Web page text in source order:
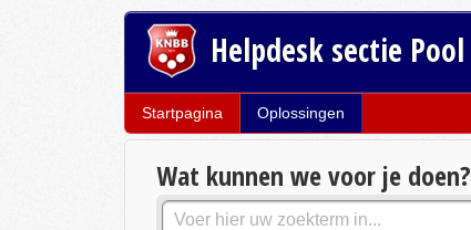
Helpdesk sectie Pool
Startpagina Oplossingen
Wat kunnen we voor je doen?